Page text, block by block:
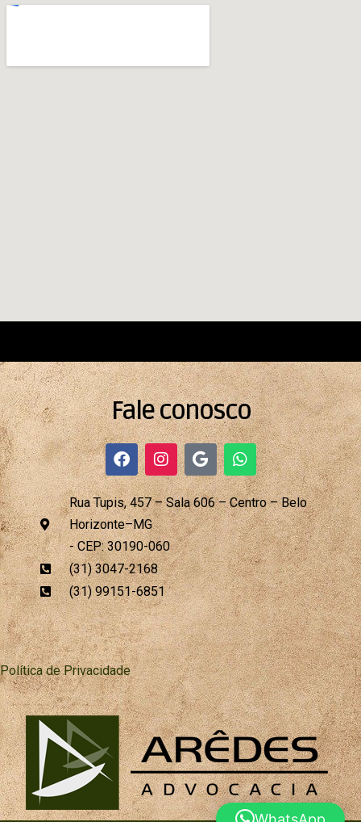
Fale conosco
F
a
c
e
b
o
o
k
I
n
s
t
a
g
r
a
m
G
o
o
g
l
e
W
h
a
t
s
a
p
p
Rua Tupis, 457 – Sala 606 – Centro – Belo
Horizonte–MG
- CEP: 30190-060
(31) 3047-2168
(31) 99151-6851
Política de Privacidade